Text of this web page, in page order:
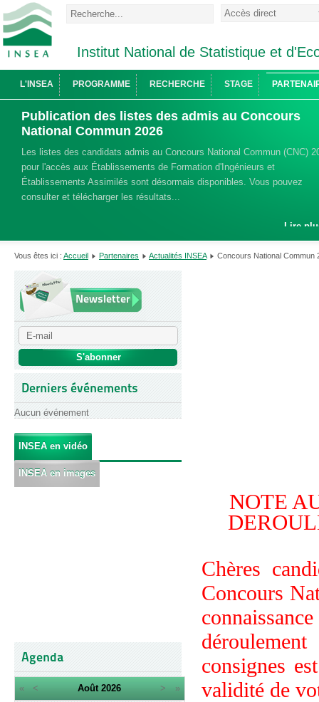
Institut National de Statistique et
L'INSEA PROGRAMME RECHERCHE STAGE
Publication des listes des admis au Concours
National Commun 2026
Les listes des candidats admis au Concours National Commun (CNC)
pour l'accès aux Établissements de Formation d'Ingénieurs et
Établissements Assimilés sont désormais disponibles. Vous pouvez
consulter et télécharger les résultats...
Lire
Vous êtes ici : Accueil Partenaires Actualités INSEA Concours National Commun
Newsletter
Derniers événements
Aucun événement
INSEA en vidéo
INSEA en images
Agenda
« < Août 2026 > »
NOTE
Chères
Concours
consignes
validité de